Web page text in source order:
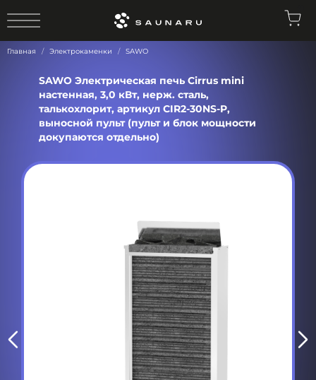
Главная Электрокаменки SAWO
SAWO Электрическая печь Cirrus mini
настенная, 3,0 кВт, нерж. сталь,
талькохлорит, артикул CIR2-30NS-P,
выносной пульт (пульт и блок мощности
докупаются отдельно)